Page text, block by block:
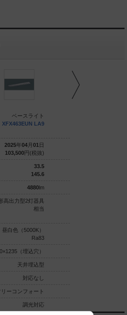
ベースライト
XFX463EUN LA9
2025年04 月 01 日
103,500円(税抜)
33.5
145.6
4880lm
高出力型2灯器具
相当
昼白色（5000K）
Ra83
（埋込穴）
天井埋込型
対応なし
リーコンフォート
調光対応